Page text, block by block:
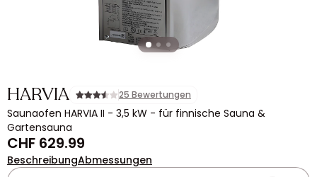
HARVIA 25 Bewertungen
Saunaofen HARVIA II - 3,5 kW - für finnische Sauna &
Gartensauna
CHF 629.99
BeschreibungAbmessungen